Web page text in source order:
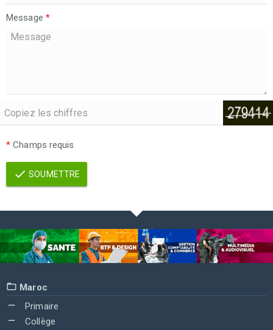
Message *
* Champs requis
SOUMETTRE
Maroc
Primaire
Collège